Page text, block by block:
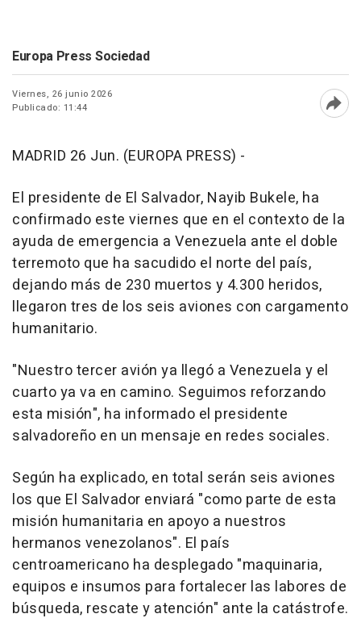
Europa Press Sociedad
Viernes, 26 junio 2026
Publicado: 11:44
MADRID 26 Jun. (EUROPA PRESS) -
El presidente de El Salvador, Nayib Bukele, ha
confirmado este viernes que en el contexto de la
ayuda de emergencia a Venezuela ante el doble
terremoto que ha sacudido el norte del país,
dejando más de 230 muertos y 4.300 heridos,
llegaron tres de los seis aviones con cargamento
humanitario.
"Nuestro tercer avión ya llegó a Venezuela y el
cuarto ya va en camino. Seguimos reforzando
esta misión", ha informado el presidente
salvadoreño en un mensaje en redes sociales.
Según ha explicado, en total serán seis aviones
los que El Salvador enviará "como parte de esta
misión humanitaria en apoyo a nuestros
hermanos venezolanos". El país
centroamericano ha desplegado "maquinaria,
equipos e insumos para fortalecer las labores de
búsqueda, rescate y atención" ante la catástrofe.